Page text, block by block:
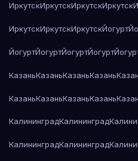
ИркутскИркутскИркутскИркутск
ИркутскИркутскИркутскЙогурт
ЙогуртЙогуртЙогуртЙогурт
КазаньКазаньКазаньКазань
КазаньКазаньКазаньКазань
КалининградКалининград
КалининградКалининград